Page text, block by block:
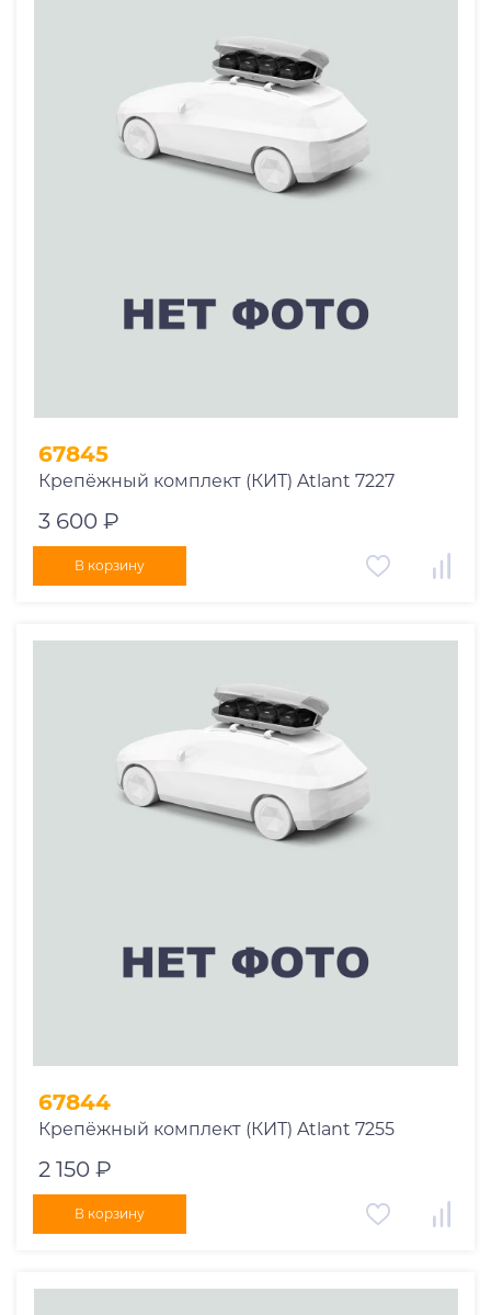
67845
Крепёжный комплект (КИТ) Atlant 7227
3 600 ₽
В корзину
67844
Крепёжный комплект (КИТ) Atlant 7255
2 150 ₽
В корзину